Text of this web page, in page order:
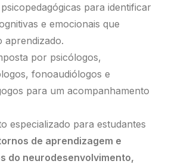
para identificar
e emocionais que
aprendizado.
por psicólogos,
fonoaudiólogos e
para um acompanhamento
especializado para estudantes
de aprendizagem e
do neurodesenvolvimento,